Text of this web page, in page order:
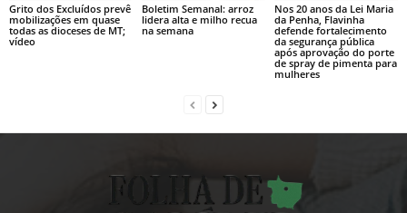
Grito dos Excluídos prevê
mobilizações em quase
todas as dioceses de MT;
vídeo
Boletim Semanal: arroz
lidera alta e milho recua
na semana
Nos 20 anos da Lei Maria
da Penha, Flavinha
defende fortalecimento
da segurança pública
após aprovação do porte
de spray de pimenta para
mulheres